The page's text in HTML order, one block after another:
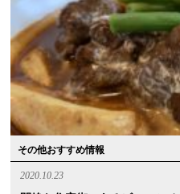
その他おすすめ情報
2020.10.23